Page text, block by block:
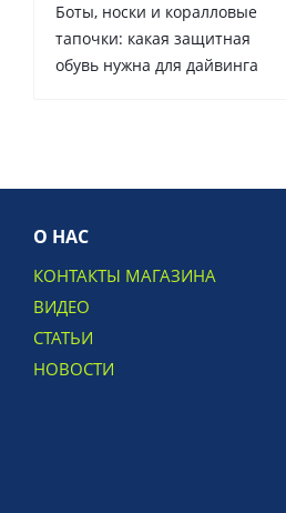
Боты, носки и коралловые
тапочки: какая защитная
обувь нужна для дайвинга
О НАС
КОНТАКТЫ МАГАЗИНА
ВИДЕО
СТАТЬИ
НОВОСТИ